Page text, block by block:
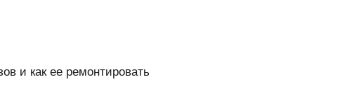
и как ее ремонтировать